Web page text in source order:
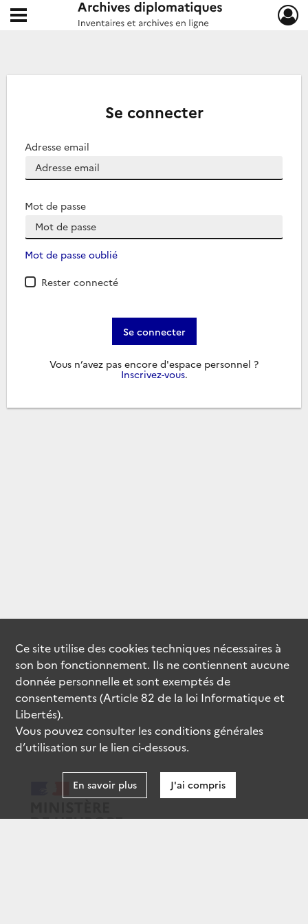
Archives diplomatiques
Ouvrir le menu déroulant
Se connecter
Adresse email
Mot de passe
Mot de passe oublié
Rester connecté
Se connecter
Vous n’avez pas encore d'espace personnel ?
Inscrivez-vous.
Ce site utilise descookiestechniques nécessaires à
son bon fonctionnement. Ils ne contiennent aucune
donnée personnelle et sont exemptés de
consentements (Article 82 de la loi Informatique et
Libertés).
Vous pouvez consulter les conditions générales
d’utilisation sur le lien ci-dessous.
En savoir plus J'ai compris